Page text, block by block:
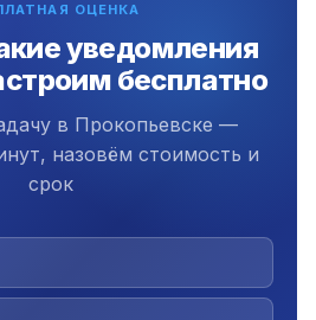
ОЦЕНКА
уведомления
бесплатно
в Прокопьевске —
назовём стоимость и
срок